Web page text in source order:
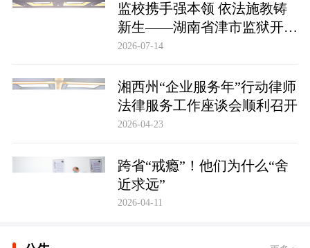
监校携手强本领 依法施教铸
新生——湖南省津市监狱开展
基层警察教育改造专项技能培
2026-07-14
湘西州“企业服务年”行动律师
法律服务工作座谈会顺利召开
2026-04-23
跨省“戒瘾”！他们为什么“舍
近求远”
2026-04-11